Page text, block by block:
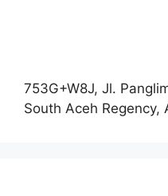
753G+W8J, Jl.
South Aceh Regency,